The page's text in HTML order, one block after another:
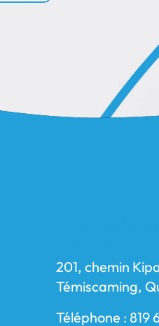
201, chemin
Témiscaming,
Téléphone : 819